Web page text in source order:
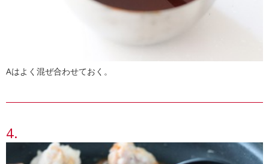
Aはよく混ぜ合わせておく。